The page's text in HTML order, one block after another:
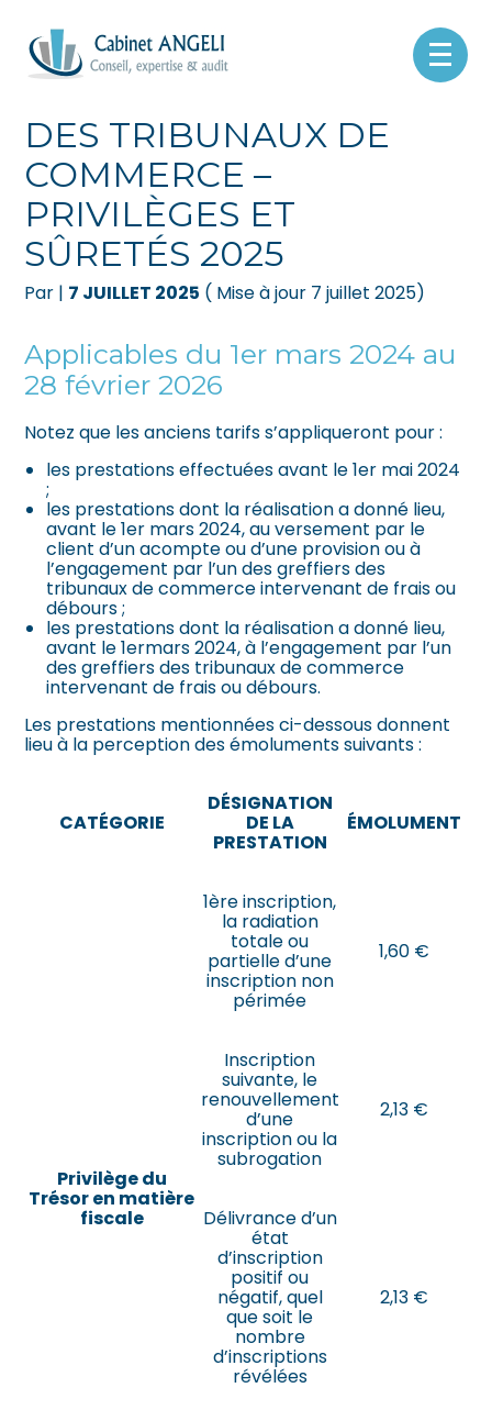
Aller
au
Créer et reprendre une activité
Gérer votre quotidien
Piloter votre entreprise
Développer votre entreprise
Construire votre patrimoine
électronique
Pilotez votre gestion
Suivre votre comptabilité
Gérer vos ressources humaines
Dématérialiser vos documents
TARIFS DES GREFFIERS
DES TRIBUNAUX DE
COMMERCE –
PRIVILÈGES ET
SÛRETÉS 2025
Par | 7 JUILLET 2025 ( Mise à jour 7 juillet 2025)
Applicables du 1er mars 2024 au
28 février 2026
Notez que les anciens tarifs s’appliqueront pour :
les prestations effectuées avant le 1er mai 2024
;
les prestations dont la réalisation a donné lieu,
avant le 1er mars 2024, au versement par le
client d’un acompte ou d’une provision ou à
l’engagement par l’un des greffiers des
tribunaux de commerce intervenant de frais ou
débours ;
les prestations dont la réalisation a donné lieu,
avant le 1ermars 2024, à l’engagement par l’un
des greffiers des tribunaux de commerce
intervenant de frais ou débours.
Les prestations mentionnées ci-dessous donnent
lieu à la perception des émoluments suivants :
CATÉGORIE
DÉSIGNATION
DE LA
PRESTATION
ÉMOLUMENT
Privilège du
Trésor en matière
fiscale
1ère inscription,
la radiation
totale ou
partielle d’une
inscription non
périmée
1,60 €
Inscription
suivante, le
renouvellement
d’une
inscription ou la
subrogation
2,13 €
Délivrance d’un
état
d’inscription
positif ou
négatif, quel
que soit le
nombre
d’inscriptions
révélées
2,13 €